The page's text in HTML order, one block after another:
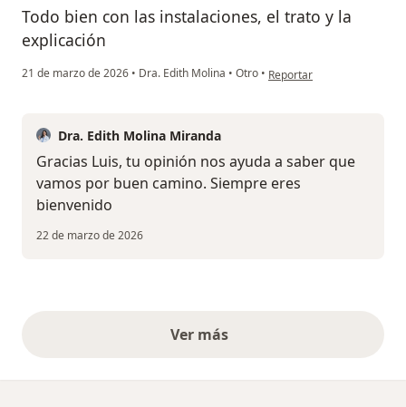
Todo bien con las instalaciones, el trato y la
explicación
21 de marzo de 2026 • Dra. Edith Molina • Otro • en opinión del usuario Luis
Reportar
Dra. Edith Molina Miranda
Gracias Luis, tu opinión nos ayuda a saber que
vamos por buen camino. Siempre eres
bienvenido
22 de marzo de 2026
Ver másopiniones anteriores